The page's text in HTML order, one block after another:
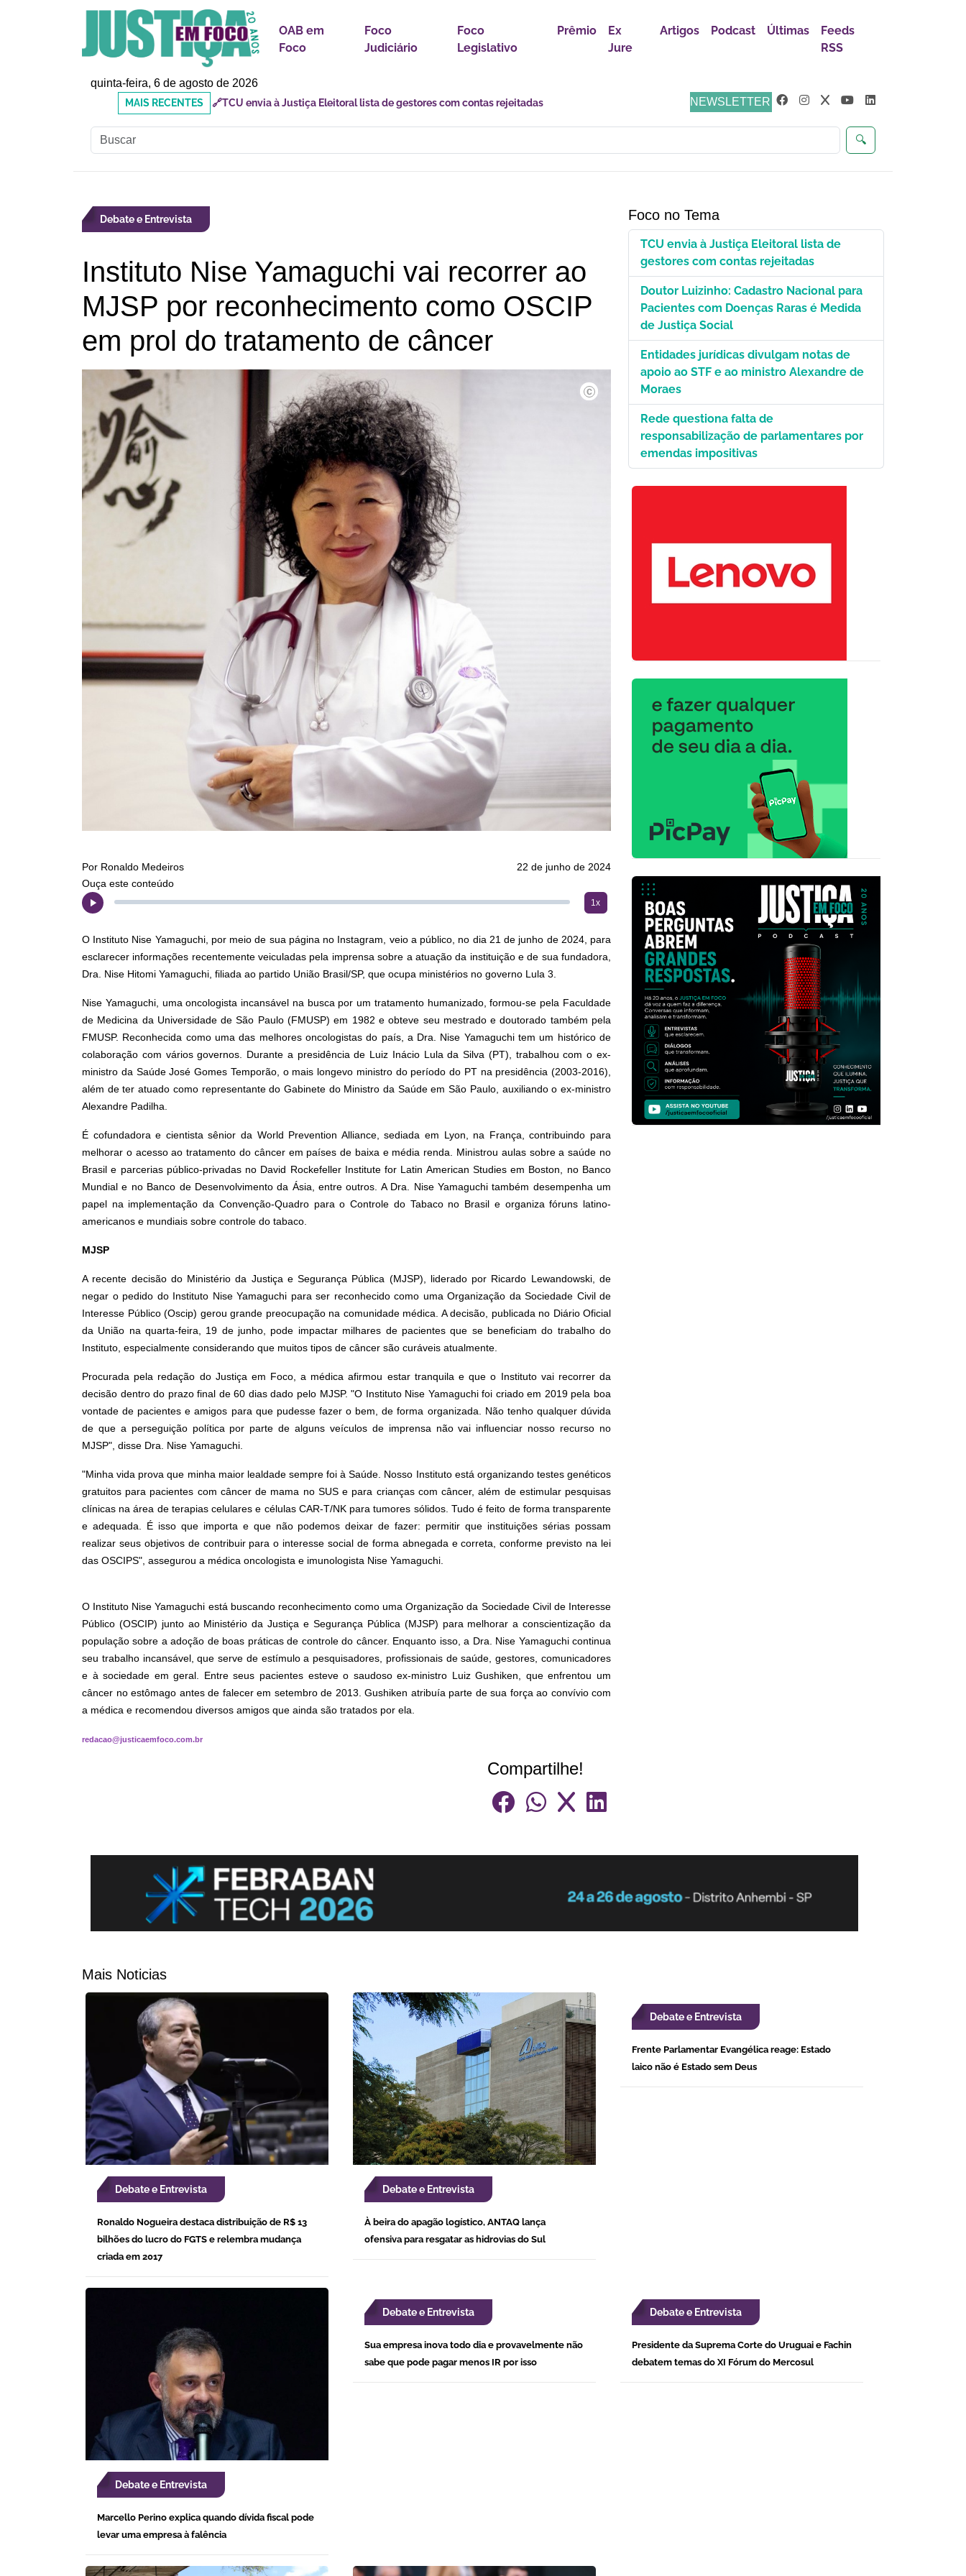
OAB em
Foco
Foco
Judiciário
Foco
Legislativo
Prêmio
Ex
Jure
Artigos Podcast Últimas
Feeds
RSS
quinta-feira, 6 de agosto de 2026
NEWSLETTER
🔍
MAIS
RECENTES
🔗Doutor Luizinho: Cadastro Nacional para Pacientes com Doenças Raras é Medida de Justiça
Social
Debate e Entrevista
Instituto Nise Yamaguchi vai recorrer ao
MJSP por reconhecimento como OSCIP
em prol do tratamento de câncer
Por Ronaldo Medeiros
22 de junho de 2024
Ouça este conteúdo
1x
O Instituto Nise Yamaguchi, por meio de sua página no Instagram, veio a público, no dia 21 de junho de 2024, para
esclarecer informações recentemente veiculadas pela imprensa sobre a atuação da instituição e de sua fundadora,
Dra. Nise Hitomi Yamaguchi, filiada ao partido União Brasil/SP, que ocupa ministérios no governo Lula 3.
Nise Yamaguchi, uma oncologista incansável na busca por um tratamento humanizado, formou-se pela Faculdade
de Medicina da Universidade de São Paulo (FMUSP) em 1982 e obteve seu mestrado e doutorado também pela
FMUSP. Reconhecida como uma das melhores oncologistas do país, a Dra. Nise Yamaguchi tem um histórico de
colaboração com vários governos. Durante a presidência de Luiz Inácio Lula da Silva (PT), trabalhou com o ex-
ministro da Saúde José Gomes Temporão, o mais longevo ministro do período do PT na presidência (2003-2016),
além de ter atuado como representante do Gabinete do Ministro da Saúde em São Paulo, auxiliando o ex-ministro
Alexandre Padilha.
É cofundadora e cientista sênior da World Prevention Alliance, sediada em Lyon, na França, contribuindo para
melhorar o acesso ao tratamento do câncer em países de baixa e média renda. Ministrou aulas sobre a saúde no
Brasil e parcerias público-privadas no David Rockefeller Institute for Latin American Studies em Boston, no Banco
Mundial e no Banco de Desenvolvimento da Ásia, entre outros. A Dra. Nise Yamaguchi também desempenha um
papel na implementação da Convenção-Quadro para o Controle do Tabaco no Brasil e organiza fóruns latino-
americanos e mundiais sobre controle do tabaco.
MJSP
A recente decisão do Ministério da Justiça e Segurança Pública (MJSP), liderado por Ricardo Lewandowski, de
negar o pedido do Instituto Nise Yamaguchi para ser reconhecido como uma Organização da Sociedade Civil de
Interesse Público (Oscip) gerou grande preocupação na comunidade médica. A decisão, publicada no Diário Oficial
da União na quarta-feira, 19 de junho, pode impactar milhares de pacientes que se beneficiam do trabalho do
Instituto, especialmente considerando que muitos tipos de câncer são curáveis atualmente.
Procurada pela redação do Justiça em Foco, a médica afirmou estar tranquila e que o Instituto vai recorrer da
decisão dentro do prazo final de 60 dias dado pelo MJSP. "O Instituto Nise Yamaguchi foi criado em 2019 pela boa
vontade de pacientes e amigos para que pudesse fazer o bem, de forma organizada. Não tenho qualquer dúvida
de que a perseguição política por parte de alguns veículos de imprensa não vai influenciar nosso recurso no
MJSP", disse Dra. Nise Yamaguchi.
"Minha vida prova que minha maior lealdade sempre foi à Saúde. Nosso Instituto está organizando testes genéticos
gratuitos para pacientes com câncer de mama no SUS e para crianças com câncer, além de estimular pesquisas
clínicas na área de terapias celulares e células CAR-T/NK para tumores sólidos. Tudo é feito de forma transparente
e adequada. É isso que importa e que não podemos deixar de fazer: permitir que instituições sérias possam
realizar seus objetivos de contribuir para o interesse social de forma abnegada e correta, conforme previsto na lei
das OSCIPS", assegurou a médica oncologista e imunologista Nise Yamaguchi.
O Instituto Nise Yamaguchi está buscando reconhecimento como uma Organização da Sociedade Civil de Interesse
Público (OSCIP) junto ao Ministério da Justiça e Segurança Pública (MJSP) para melhorar a conscientização da
população sobre a adoção de boas práticas de controle do câncer. Enquanto isso, a Dra. Nise Yamaguchi continua
seu trabalho incansável, que serve de estímulo a pesquisadores, profissionais de saúde, gestores, comunicadores
e à sociedade em geral. Entre seus pacientes esteve o saudoso ex-ministro Luiz Gushiken, que enfrentou um
câncer no estômago antes de falecer em setembro de 2013. Gushiken atribuía parte de sua força ao convívio com
a médica e recomendou diversos amigos que ainda são tratados por ela.
redacao@justicaemfoco.com.br
Compartilhe!
Foco no Tema
TCU envia à Justiça Eleitoral lista de
gestores com contas rejeitadas
Doutor Luizinho: Cadastro Nacional para
Pacientes com Doenças Raras é Medida
de Justiça Social
Entidades jurídicas divulgam notas de
apoio ao STF e ao ministro Alexandre de
Moraes
Rede questiona falta de
responsabilização de parlamentares por
emendas impositivas
Mais Noticias
Debate e Entrevista
Ronaldo Nogueira destaca distribuição de R$ 13
bilhões do lucro do FGTS e relembra mudança
criada em 2017
Debate e Entrevista
À beira do apagão logístico, ANTAQ lança
ofensiva para resgatar as hidrovias do Sul
Debate e Entrevista
Frente Parlamentar Evangélica reage: Estado
laico não é Estado sem Deus
Debate e Entrevista
Marcello Perino explica quando dívida fiscal pode
levar uma empresa à falência
Debate e Entrevista
Sua empresa inova todo dia e provavelmente não
sabe que pode pagar menos IR por isso
Debate e Entrevista
Presidente da Suprema Corte do Uruguai e Fachin
debatem temas do XI Fórum do Mercosul